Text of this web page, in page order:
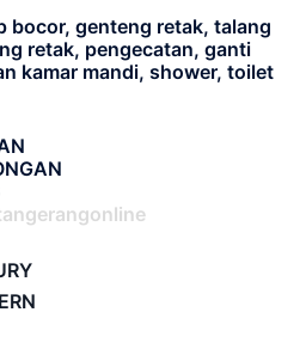
bocor, genteng retak, talang
retak, pengecatan, ganti
kamar mandi, shower, toilet